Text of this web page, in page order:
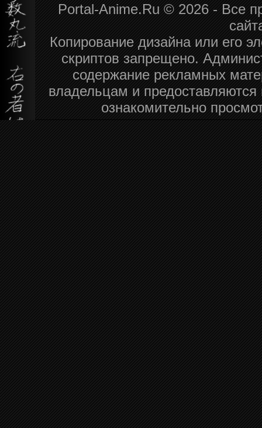
Portal-Anime.Ru © 2026 - Все
Копирование дизайна или его
скриптов запрещено.
содержание рекламных
владельцам и
ознакомительно